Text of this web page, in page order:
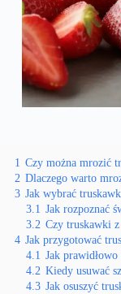
1 Czy można mrozić
2 Dlaczego warto
3 Jak wybrać
3.1 Jak rozpoznać
3.2 Czy truskawki
4 Jak przygotować
4.1 Jak
4.2 Kiedy usuwać
4.3 Jak osuszyć